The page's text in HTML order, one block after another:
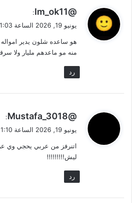
ي
ل
@Im_ok11
:
يونيو 19, 2026 الساعة 1:03 م
هو ساعده شلون يدير
منه مو ماعدهم مليار ولا
رد
ي
ل
@Mustafa_3018
:
يونيو 19, 2026 الساعة 1:10 م
اتنرفز من عربي يحجي وي
ليش!!!!!!!!!
رد